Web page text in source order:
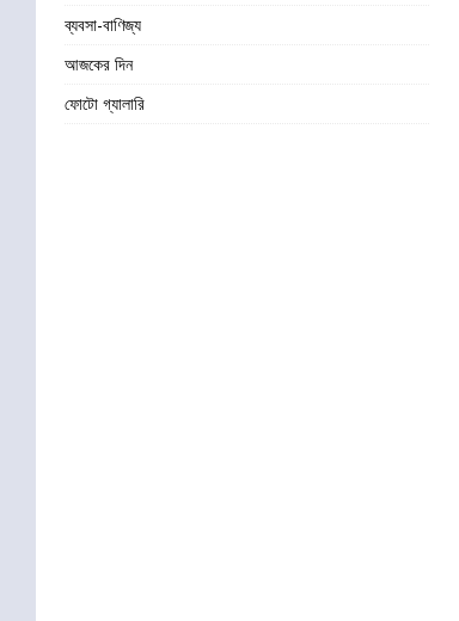
ব্যবসা-বাণিজ্য
আজকের দিন
ফোটো গ্যালারি